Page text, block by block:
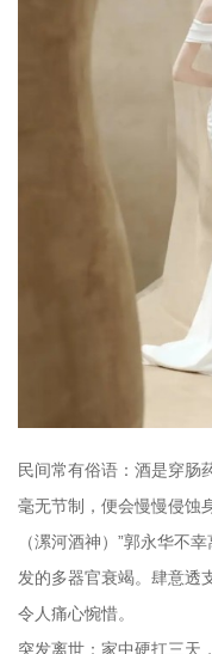
民间常有俗语：酒是穿肠
毫无节制，便会慢慢侵蚀
（漯河酒神）”郭永华不
发的多器官衰竭。肆意透
令人痛心惋惜。
突发离世：家中硬扛三天